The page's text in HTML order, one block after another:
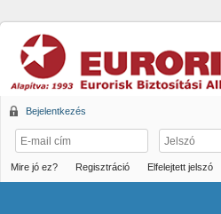
Bejelentkezés
Mire jó ez? Regisztráció Elfelejtett jelszó